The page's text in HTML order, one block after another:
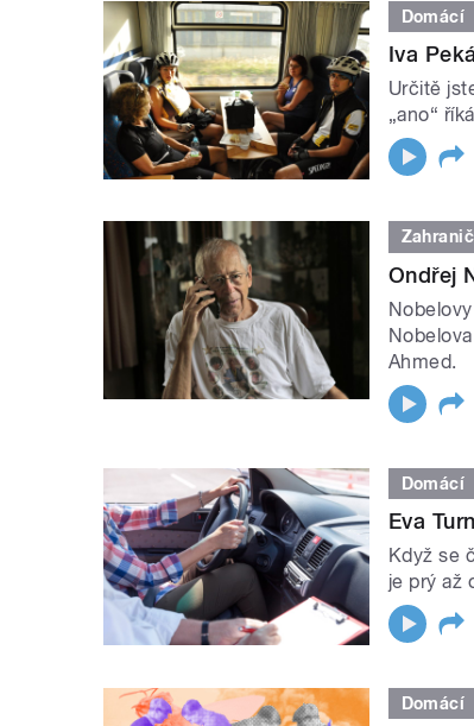
Domácí
Iva
Určitě
„ano“
Ondřej
Ahmed.
Domácí
Eva
Když se
je prý až
Domácí